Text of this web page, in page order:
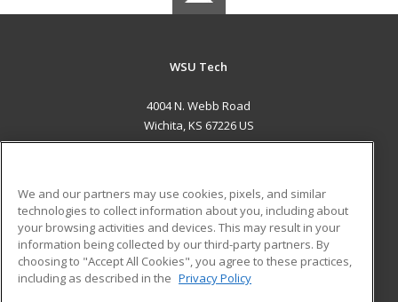
WSU Tech
4004 N. Webb Road
Wichita, KS 67226 US
ADDITIONAL RESOURCES
Military
Financial Assistance
Help
Student Blog
We and our partners may use cookies, pixels, and similar
technologies to collect information about you, including about
your browsing activities and devices. This may result in your
information being collected by our third-party partners. By
choosing to "Accept All Cookies", you agree to these practices,
including as described in the Privacy Policy